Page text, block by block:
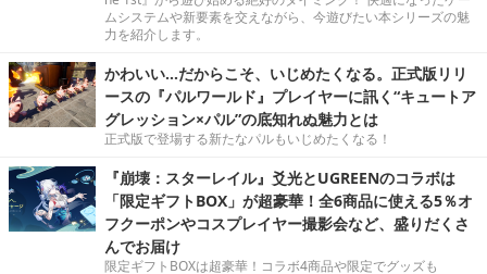
ムシステムや新要素を交えながら、今遊びたい本シリーズの魅
力を紹介します。
かわいい…だからこそ、いじめたくなる。正式版リリ
ースの『パルワールド』プレイヤーに訊く“キュートア
グレッション×パル”の底知れぬ魅力とは
正式版で登場する新たなパルもいじめたくなる！
『崩壊：スターレイル』爻光とUGREENのコラボは
「限定ギフトBOX」が超豪華！全6商品に使える5％オ
フクーポンやコスプレイヤー撮影会など、盛りだくさ
んでお届け
限定ギフトBOXは超豪華！コラボ4商品や限定でグッズも